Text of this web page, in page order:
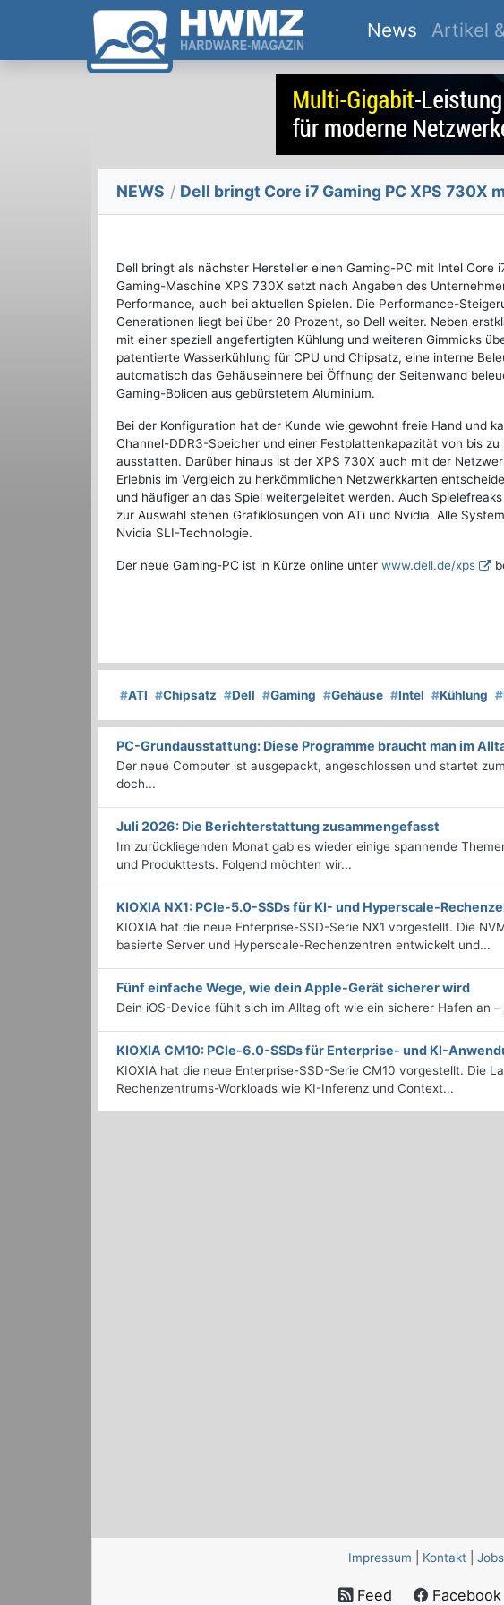
News(current)
Artikel
NEWS / Dell bringt Core i7 Gaming PC XPS 730X
Dell bringt als nächster Hersteller einen Gaming-PC mit Intel Core
Gaming-Maschine XPS 730X setzt nach Angaben des
Performance, auch bei aktuellen Spielen. Die Performance-
Generationen liegt bei über 20 Prozent, so Dell weiter. Neben
mit einer speziell angefertigten Kühlung und weiteren Gimmicks
patentierte Wasserkühlung für CPU und Chipsatz, eine interne
automatisch das Gehäuseinnere bei Öffnung der Seitenwand
Gaming-Boliden aus gebürstetem Aluminium.
Bei der Konfiguration hat der Kunde wie gewohnt freie Hand und
Channel-DDR3-Speicher und einer Festplattenkapazität von bis
ausstatten. Darüber hinaus ist der XPS 730X auch mit der
Erlebnis im Vergleich zu herkömmlichen Netzwerkkarten
und häufiger an das Spiel weitergeleitet werden. Auch
zur Auswahl stehen Grafiklösungen von ATi und Nvidia. Alle
Nvidia SLI-Technologie.
Der neue Gaming-PC ist in Kürze online unter www.dell.de/xps
#ATI #Chipsatz #Dell #Gaming #Gehäuse #Intel #Kühlung #
PC-Grundausstattung: Diese Programme braucht man im
Der neue Computer ist ausgepackt, angeschlossen und startet
doch...
Juli 2026: Die Bericht­erstattung zusammengefasst
Im zurückliegenden Monat gab es wieder einige spannende
und Produkttests. Folgend möchten wir...
KIOXIA NX1: PCIe-5.0-SSDs für KI- und Hyperscale-
KIOXIA hat die neue Enterprise-SSD-Serie NX1 vorgestellt. Die
basierte Server und Hyperscale-Rechenzentren entwickelt und...
Fünf einfache Wege, wie dein Apple-Gerät sicherer wird
Dein iOS-Device fühlt sich im Alltag oft wie ein sicherer Hafen an
KIOXIA CM10: PCIe-6.0-SSDs für Enterprise- und KI-
KIOXIA hat die neue Enterprise-SSD-Serie CM10 vorgestellt. Die
Rechenzentrums-Workloads wie KI-Inferenz und Context...
Impressum Kontakt Jobs
Feed Facebook